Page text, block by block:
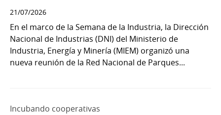
21/07/2026
En el marco de la Semana de la Industria, la Dirección
Nacional de Industrias (DNI) del Ministerio de
Industria, Energía y Minería (MIEM) organizó una
nueva reunión de la Red Nacional de Parques...
Incubando cooperativas